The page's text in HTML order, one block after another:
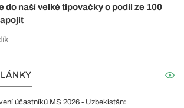
do naší velké tipovačky o podíl ze 100
účastníků MS 2026 - Uzbekistán: